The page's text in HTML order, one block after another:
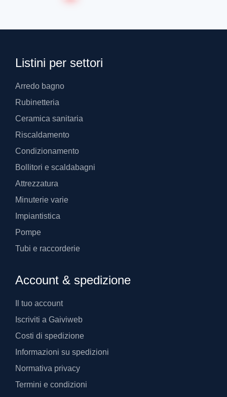
Listini per settori
Arredo bagno
Rubinetteria
Ceramica sanitaria
Riscaldamento
Condizionamento
Bollitori e scaldabagni
Attrezzatura
Minuterie varie
Impiantistica
Pompe
Tubi e raccorderie
Account & spedizione
Il tuo account
Iscriviti a Gaiviweb
Costi di spedizione
Informazioni su spedizioni
Normativa privacy
Termini e condizioni